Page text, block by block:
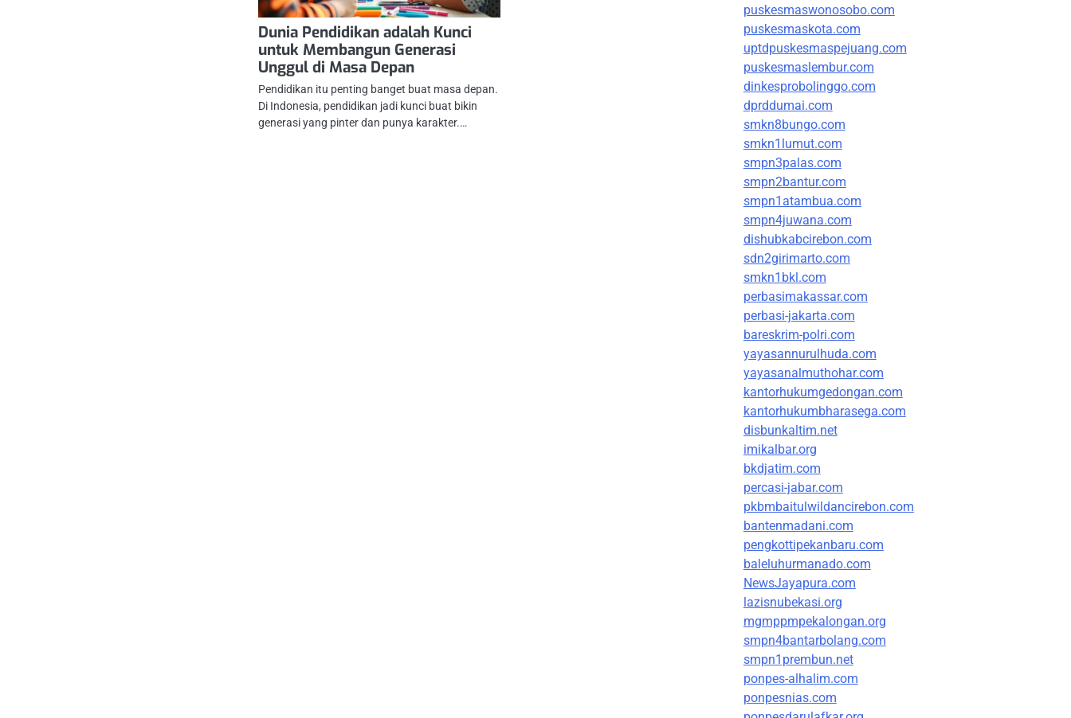
Dunia Pendidikan adalah Kunci
untuk Membangun Generasi
Unggul di Masa Depan
Pendidikan itu penting banget buat masa depan.
Di Indonesia, pendidikan jadi kunci buat bikin
generasi yang pinter dan punya karakter.…
puskesmaswonosobo.com
puskesmaskota.com
uptdpuskesmaspejuang.com
puskesmaslembur.com
dinkesprobolinggo.com
dprddumai.com
smkn8bungo.com
smkn1lumut.com
smpn3palas.com
smpn2bantur.com
smpn1atambua.com
smpn4juwana.com
dishubkabcirebon.com
sdn2girimarto.com
smkn1bkl.com
perbasimakassar.com
perbasi-jakarta.com
bareskrim-polri.com
yayasannurulhuda.com
yayasanalmuthohar.com
kantorhukumgedongan.com
kantorhukumbharasega.com
disbunkaltim.net
imikalbar.org
bkdjatim.com
percasi-jabar.com
pkbmbaitulwildancirebon.com
bantenmadani.com
pengkottipekanbaru.com
baleluhurmanado.com
NewsJayapura.com
lazisnubekasi.org
mgmppmpekalongan.org
smpn4bantarbolang.com
smpn1prembun.net
ponpes-alhalim.com
ponpesnias.com